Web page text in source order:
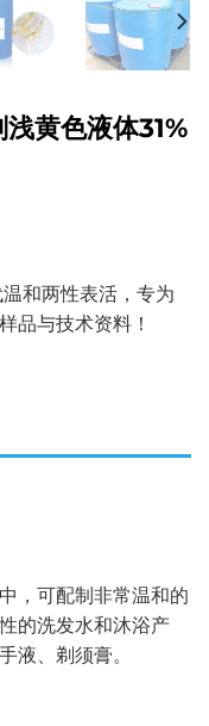
浅黄色液体31%
和两性表活，专为
品与技术资料！
，可配制非常温和的
的洗发水和沐浴产
液、剃须膏。